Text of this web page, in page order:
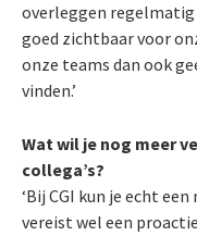
overleggen
goed zichtbaar voor
onze teams dan ook
vinden.’
Wat wil je nog meer
collega’s?
‘Bij CGI kun je echt
vereist wel een